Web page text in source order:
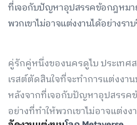
ที่เจอกับปัญหาอุปสรรคข้อกฎหมา
พวกเขาไม่อาจแต่งงานได้อย่างรา
คู่รักคู่หนึ่งของนครดูไบ ประเทศ
เรสต์ตัดสินใจที่จะทำการแต่งงา
หลังจากที่เจอกับปัญหาอุปสรรค
อย่างที่ทำให้พวกเขาไม่อาจแต่งง